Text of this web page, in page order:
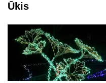
Ūkis